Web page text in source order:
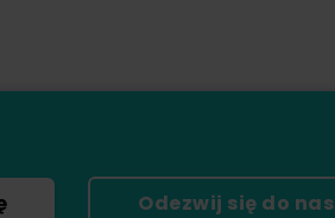
Odezwij się do nas